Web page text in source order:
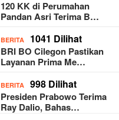
120 KK di Perumahan
Pandan Asri Terima B…
BERITA 1041 Dilihat
BRI BO Cilegon Pastikan
Layanan Prima Me…
BERITA 998 Dilihat
Presiden Prabowo Terima
Ray Dalio, Bahas…